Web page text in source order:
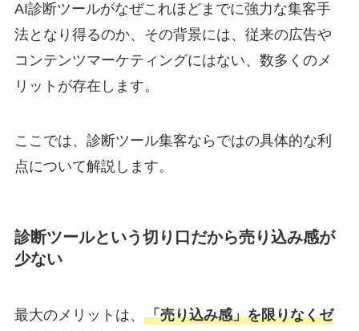
AI診断ツールがなぜこれほどまでに強力な集客手
法となり得るのか、その背景には、従来の広告や
コンテンツマーケティングにはない、数多くのメ
リットが存在します。
ここでは、診断ツール集客ならではの具体的な利
点について解説します。
診断ツールという切り口だから売り込み感が
少ない
最大のメリットは、 「売り込み感」を限りなくゼ